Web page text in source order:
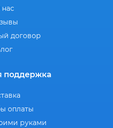
договор
поддержка
оплаты
руками